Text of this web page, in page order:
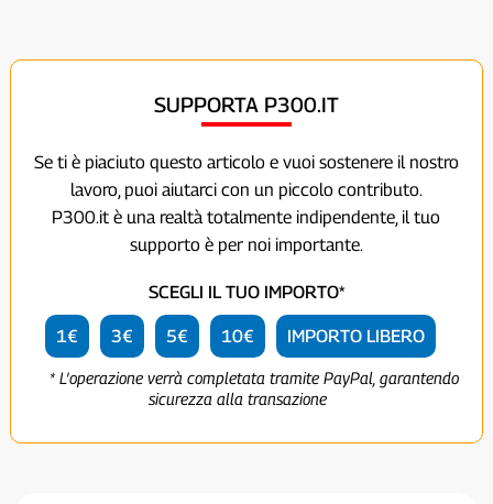
SUPPORTA P300.IT
Se ti è piaciuto questo articolo e vuoi sostenere il nostro
lavoro, puoi aiutarci con un piccolo contributo.
P300.it è una realtà totalmente indipendente, il tuo
supporto è per noi importante.
SCEGLI IL TUO IMPORTO*
1€ 3€ 5€ 10€ IMPORTO LIBERO
* L'operazione verrà completata tramite PayPal, garantendo
sicurezza alla transazione